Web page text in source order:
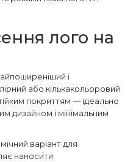
лого на
і
або кількакольоровий
покриттям — ідеально
дизайном і мінімальним
варіант для
наносити